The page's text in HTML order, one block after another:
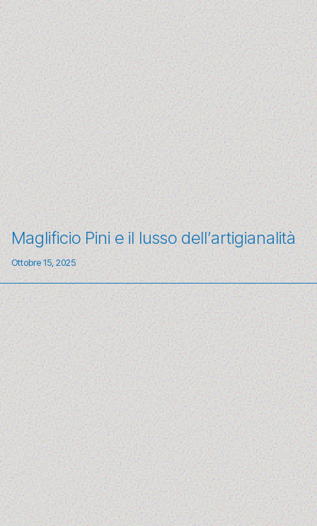
Maglificio Pini e il lusso dell’artigianalità
Ottobre 15, 2025